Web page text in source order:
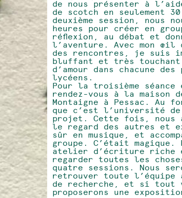
de nous présenter à
de scotch en seulement
deuxième session, nous
heures pour créer en
réflexion, au débat et
l’aventure. Avec mon
des rencontres, je suis
bluffant et très
d’amour dans chacune
lycéens.
Pour la troisième séance
rendez-vous à la maison
Montaigne à Pessac. Au
que c’est l’université
projet. Cette fois,
le regard des autres et
sûr en musique, et
groupe. C’était
atelier d’écriture riche
regarder toutes les
quatre sessions. Nous
retrouver toute l’équipe
de recherche, et si tout
proposerons une